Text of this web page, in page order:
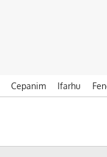
Cepanim Ifarhu